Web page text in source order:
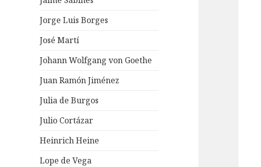
Jorge Luis Borges
José Martí
Johann Wolfgang von Goethe
Juan Ramón Jiménez
Julia de Burgos
Julio Cortázar
Heinrich Heine
Lope de Vega